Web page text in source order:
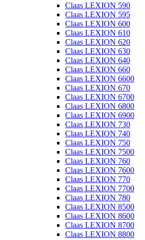
Claas LEXION 590
Claas LEXION 595
Claas LEXION 600
Claas LEXION 610
Claas LEXION 620
Claas LEXION 630
Claas LEXION 640
Claas LEXION 660
Claas LEXION 6600
Claas LEXION 670
Claas LEXION 6700
Claas LEXION 6800
Claas LEXION 6900
Claas LEXION 730
Claas LEXION 740
Claas LEXION 750
Claas LEXION 7500
Claas LEXION 760
Claas LEXION 7600
Claas LEXION 770
Claas LEXION 7700
Claas LEXION 780
Claas LEXION 8500
Claas LEXION 8600
Claas LEXION 8700
Claas LEXION 8800